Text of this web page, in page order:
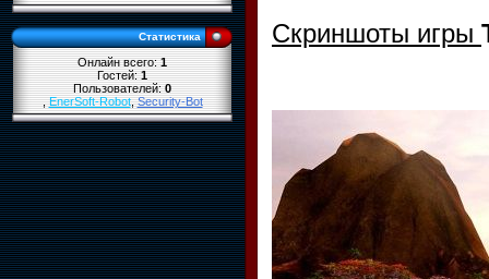
Статистика
Онлайн всего:1
Гостей:1
Пользователей:0
,EnerSoft-Robot,Security-Bot
Скриншоты игры